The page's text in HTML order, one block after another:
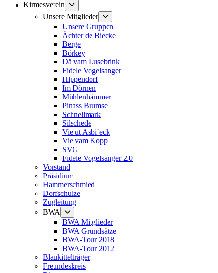
Kirmesverein
Untermenü
anzeigen
Unsere Mitglieder
anzeigen
Unsere Gruppen
Ächter de Biecke
Berge
Börkey
Dä vam Lusebrink
Fidele Vogelsanger
Hippendorf
Im Dörnen
Mühlenhämmer
Pinass Brumse
Schnellmark
Silschede
Vie ut Asbi´eck
Vie vam Kopp
SVG
Fidele Vogelsanger 2.0
Vorstand
Präsidium
Hammerschmied
Dorfschulze
Zugleitung
BWA
anzeigen
BWA Mitglieder
BWA Grundsätze
BWA-Tour 2018
BWA-Tour 2012
Blaukittelträger
Freundeskreis